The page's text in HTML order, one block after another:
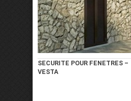
SECURITE POUR FENETRES –
VESTA